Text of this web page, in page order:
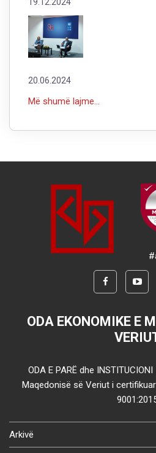
20.06.2024
Më shumë lajme...
ODA EKONOMIKE E
ODA E PARË dhe
Maqedonisë së Veriut i
Arkivë